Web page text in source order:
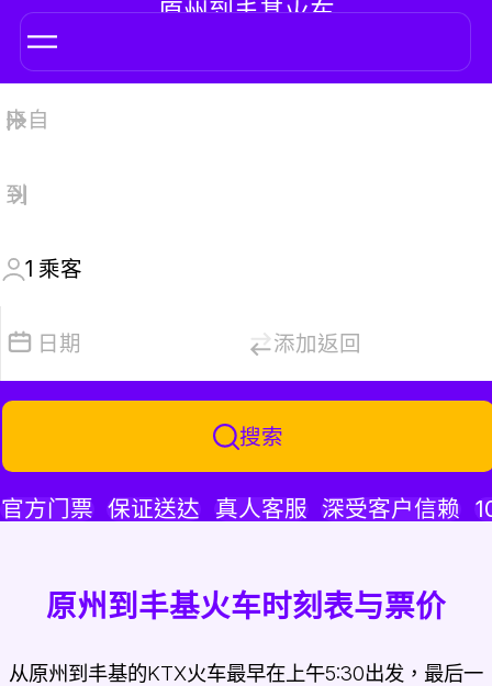
原州到丰基火车
1 乘客
日期 添加返回
搜索
官方门票 保证送达 真人客服 深受客户信赖
原州到丰基火车时刻表与票价
从原州到丰基的KTX火车最早在上午5:30出发，最后一